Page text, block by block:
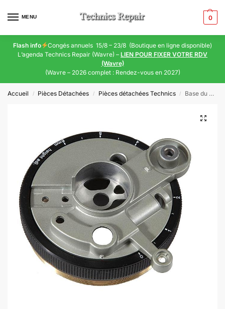
MENU 0
Flash info
Congés annuels 15/8 – 23/8 (Boutique en ligne disponible)
L’agenda Technics Repair (Wavre) – LIEN POUR FIXER VOTRE RDV
(Wavre)
(Wavre – 2026 complet : Rendez-vous en 2027)
Accueil / Pièces Détachées / Pièces détachées Technics / Base du bras de platine Technics SL-1200 (Silver) – Règlage en hauteur (RFKN1200MK2A)